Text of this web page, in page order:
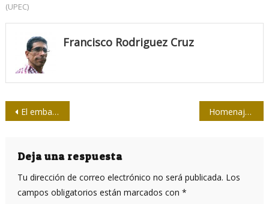
(UPEC)
Francisco Rodriguez Cruz
Navegación
entradas
El embajador que no maneja a Cuba Homenaje de Cuba a la Prensa Revolucionaria de Vietnam (+ vídeos)
Deja una respuesta
Tu dirección de correo electrónico no será publicada. Los
campos obligatorios están marcados con *